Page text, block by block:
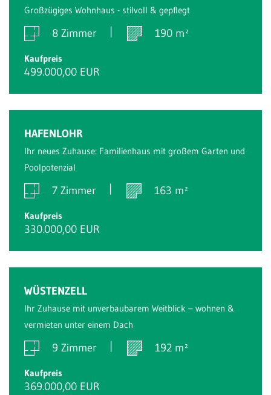
Großzügiges Wohnhaus - stilvoll & gepflegt
8 Zimmer 190 m²
Kaufpreis
499.000,00 EUR
HAFENLOHR
Ihr neues Zuhause: Familienhaus mit großem Garten und
Poolpotenzial
7 Zimmer 163 m²
Kaufpreis
330.000,00 EUR
WÜSTENZELL
Ihr Zuhause mit unverbaubarem Weitblick – wohnen &
vermieten unter einem Dach
9 Zimmer 192 m²
Kaufpreis
369.000,00 EUR